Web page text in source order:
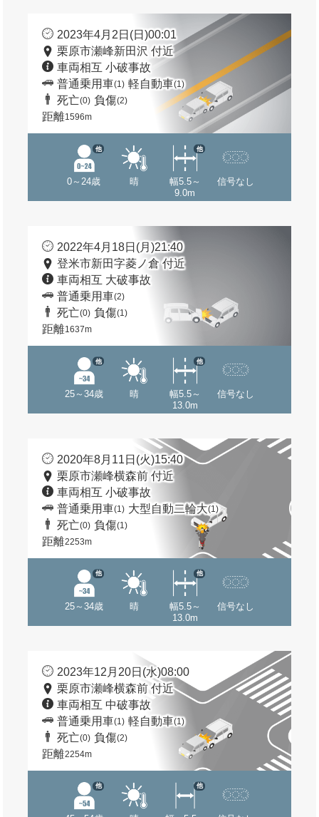
2023年4月2日(日)00:01
栗原市瀬峰新田沢 付近
車両相互 小破事故
普通乗用車(1) 軽自動車(1)
死亡(0) 負傷(2)
距離1596m
0～24歳
他
晴
幅5.5～
9.0m
他
信号なし
2022年4月18日(月)21:40
登米市新田字菱ノ倉 付近
車両相互 大破事故
普通乗用車(2)
死亡(0) 負傷(1)
距離1637m
25～34歳
他
晴
幅5.5～
13.0m
他
信号なし
2020年8月11日(火)15:40
栗原市瀬峰横森前 付近
車両相互 小破事故
普通乗用車(1) 大型自動二輪大(1)
死亡(0) 負傷(1)
距離2253m
25～34歳
他
晴
幅5.5～
13.0m
他
信号なし
2023年12月20日(水)08:00
栗原市瀬峰横森前 付近
車両相互 中破事故
普通乗用車(1) 軽自動車(1)
死亡(0) 負傷(2)
距離2254m
他 他